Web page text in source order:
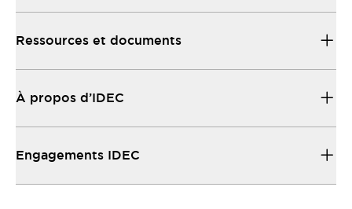
Ressources et documents
À propos d’IDEC
Engagements IDEC